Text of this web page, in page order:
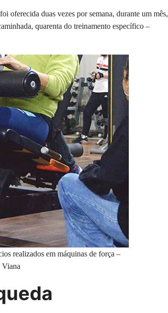
oferecida duas vezes por semana, durante um mês,
quarenta do treinamento específico –
realizados em máquinas de força –